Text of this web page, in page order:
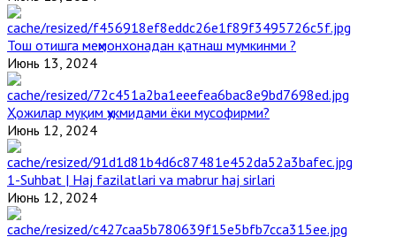
Тош отишга меҳмонхонадан қатнаш мумкинми ?
Июнь 13, 2024
Ҳожилар муқим ҳукмидами ёки мусофирми?
Июнь 12, 2024
1-Suhbat | Haj fazilatlari va mabrur haj sirlari
Июнь 12, 2024